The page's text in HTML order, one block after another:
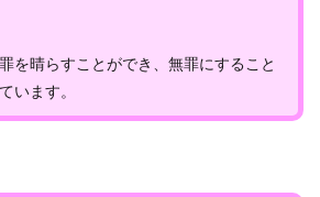
を晴らすことができ、無罪にすること
います。